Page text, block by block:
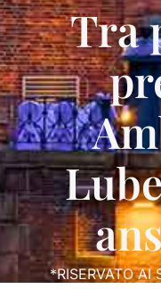
Tra
*RISERVATO AI